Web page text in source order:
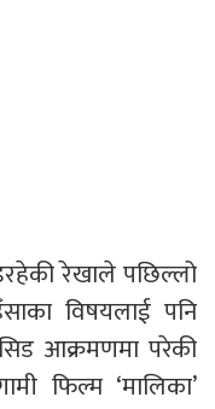
रेखाले पछिल्लो
विषयलाई पनि
आक्रमणमा परेकी
फिल्म ‘मालिका’